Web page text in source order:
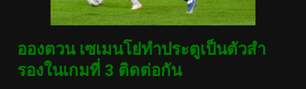
อองตวน เซเมนโย่ทําประตูเป็นตัวสํา
รองในเกมที่ 3 ติดต่อกัน